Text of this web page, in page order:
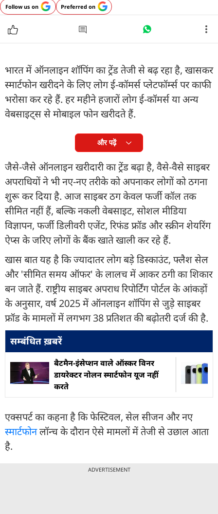
Follow us on Preferred on
भारत में ऑनलाइन शॉपिंग का ट्रेंड तेजी से बढ़ रहा है, खासकर
स्मार्टफोन खरीदने के लिए लोग ई-कॉमर्स प्लेटफॉर्म्स पर काफी
भरोसा कर रहे हैं. हर महीने हजारों लोग ई-कॉमर्स या अन्य
वेबसाइट्स से मोबाइल फोन खरीदते हैं.
और पढ़ें
जैसे-जैसे ऑनलाइन खरीदारी का ट्रेंड बढ़ा है, वैसे-वैसे साइबर
अपराधियों ने भी नए-नए तरीके को अपनाकर लोगों को ठगना
शुरू कर दिया है. आज साइबर ठग केवल फर्जी कॉल तक
सीमित नहीं हैं, बल्कि नकली वेबसाइट, सोशल मीडिया
विज्ञापन, फर्जी डिलीवरी एजेंट, रिफंड फ्रॉड और स्क्रीन शेयरिंग
ऐप्स के जरिए लोगों के बैंक खाते खाली कर रहे हैं.
खास बात यह है कि ज्यादातर लोग बड़े डिस्काउंट, फ्लैश सेल
और 'सीमित समय ऑफर' के लालच में आकर ठगी का शिकार
बन जाते हैं. राष्ट्रीय साइबर अपराध रिपोर्टिंग पोर्टल के आंकड़ों
के अनुसार, वर्ष 2025 में ऑनलाइन शॉपिंग से जुड़े साइबर
फ्रॉड के मामलों में लगभग 38 प्रतिशत की बढ़ोतरी दर्ज की है.
सम्बंधित ख़बरें
बैटमैन-इंसेप्शन वाले ऑस्कर विनर
डायरेक्टर नोलन स्मार्टफोन यूज नहीं
करते
एक्सपर्ट का कहना है कि फेस्टिवल, सेल सीजन और नए
स्मार्टफोनलॉन्च के दौरान ऐसे मामलों में तेजी से उछाल आता
है.
ADVERTISEMENT